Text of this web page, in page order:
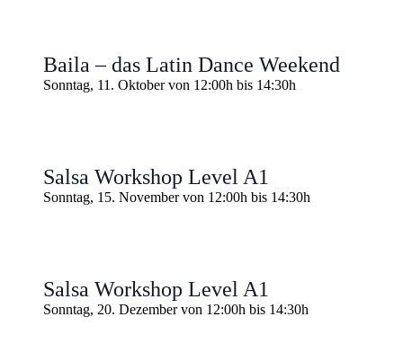
Baila – das Latin Dance Weekend
Sonntag, 11. Oktober von 12:00h bis 14:30h
Salsa Workshop Level A1
Sonntag, 15. November von 12:00h bis 14:30h
Salsa Workshop Level A1
Sonntag, 20. Dezember von 12:00h bis 14:30h